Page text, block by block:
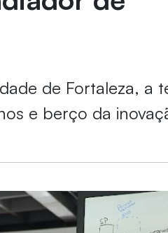
de Fortaleza, a
e berço da